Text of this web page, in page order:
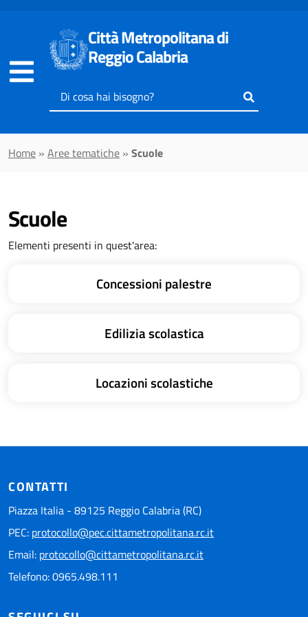
Città Metropolitana di
Reggio Calabria
Inserisci
il
cercare
Home » Aree tematiche » Scuole
Scuole
Elementi presenti in quest'area:
Concessioni palestre
Edilizia scolastica
Locazioni scolastiche
CONTATTI
Piazza Italia - 89125 Reggio Calabria (RC)
PEC: protocollo@pec.cittametropolitana.rc.it
Email: protocollo@cittametropolitana.rc.it
Telefono: 0965.498.111